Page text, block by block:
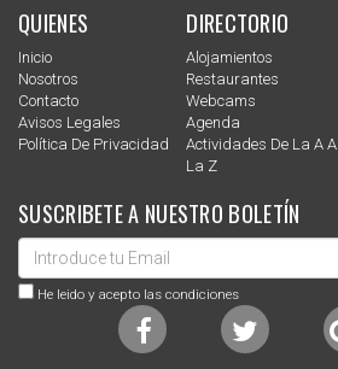
QUIENES
Inicio
Nosotros
Contacto
Avisos Legales
Política De Privacidad
DIRECTORIO
Alojamientos
Restaurantes
Webcams
Agenda
Actividades De La A A
La Z
SUSCRIBETE A NUESTRO BOLETÍN
He leido y acepto las condiciones